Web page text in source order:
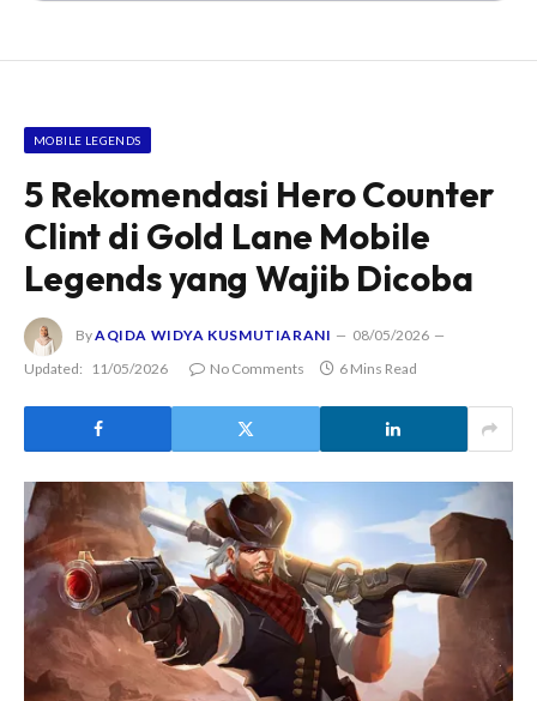
MOBILE LEGENDS
5 Rekomendasi Hero Counter
Clint di Gold Lane Mobile
Legends yang Wajib Dicoba
ByAQIDA WIDYA KUSMUTIARANI
08/05/2026
Updated:
11/05/2026 No Comments 6 Mins Read